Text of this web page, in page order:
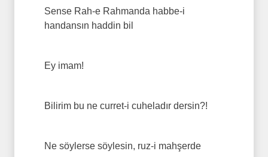
Sense Rah-e Rahmanda habbe-i
handansın haddin bil
Ey imam!
Bilirim bu ne curret-i cuheladır dersin?!
Ne söylerse söylesin, ruz-i mahşerde